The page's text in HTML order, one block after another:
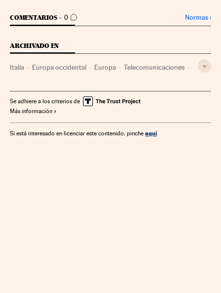
COMENTARIOS 0
IR A LOS COMENTARIOS Normas›
ARCHIVADO EN
Italia Europa occidental Europa Telecomunicaciones
Se adhiere a los criterios de
Más información
Si está interesado en licenciar este contenido, pinche aquí